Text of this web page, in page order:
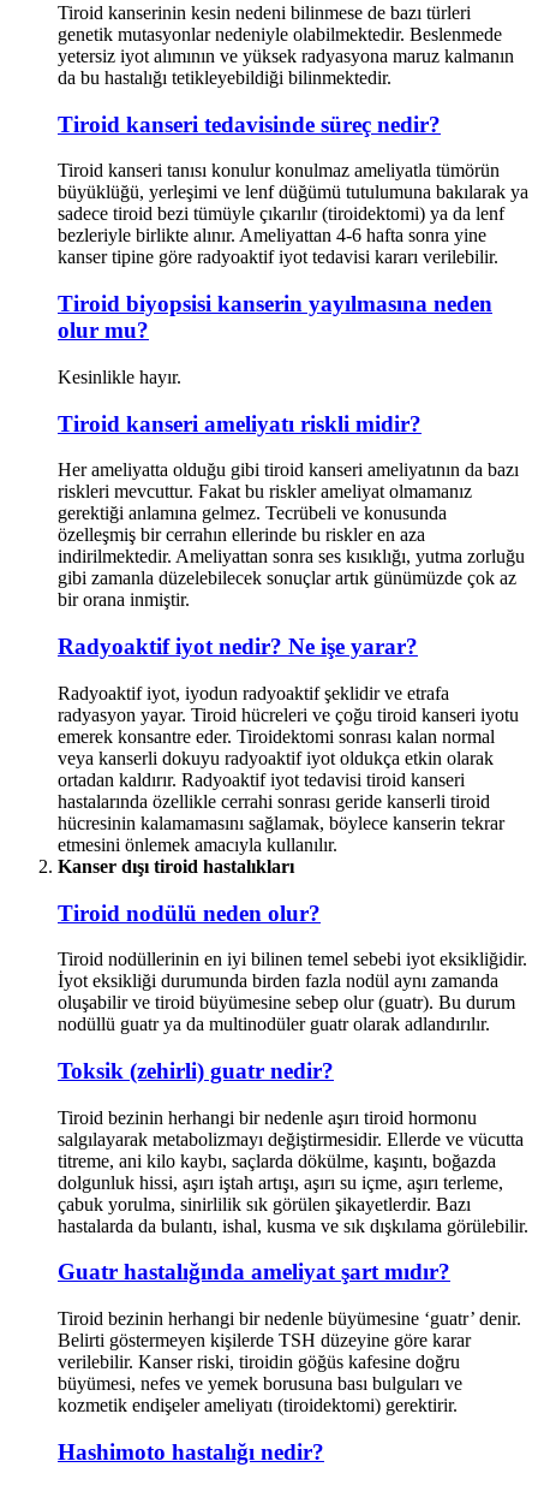
Tiroid kanserinin kesin nedeni bilinmese de bazı türleri
genetik mutasyonlar nedeniyle olabilmektedir. Beslenmede
yetersiz iyot alımının ve yüksek radyasyona maruz kalmanın
da bu hastalığı tetikleyebildiği bilinmektedir.
Tiroid kanseri tedavisinde süreç nedir?
Tiroid kanseri tanısı konulur konulmaz ameliyatla tümörün
büyüklüğü, yerleşimi ve lenf düğümü tutulumuna bakılarak ya
sadece tiroid bezi tümüyle çıkarılır (tiroidektomi) ya da lenf
bezleriyle birlikte alınır. Ameliyattan 4-6 hafta sonra yine
kanser tipine göre radyoaktif iyot tedavisi kararı verilebilir.
Tiroid biyopsisi kanserin yayılmasına neden
olur mu?
Kesinlikle hayır.
Tiroid kanseri ameliyatı riskli midir?
Her ameliyatta olduğu gibi tiroid kanseri ameliyatının da bazı
riskleri mevcuttur. Fakat bu riskler ameliyat olmamanız
gerektiği anlamına gelmez. Tecrübeli ve konusunda
özelleşmiş bir cerrahın ellerinde bu riskler en aza
indirilmektedir. Ameliyattan sonra ses kısıklığı, yutma zorluğu
gibi zamanla düzelebilecek sonuçlar artık günümüzde çok az
bir orana inmiştir.
Radyoaktif iyot nedir? Ne işe yarar?
Radyoaktif iyot, iyodun radyoaktif şeklidir ve etrafa
radyasyon yayar. Tiroid hücreleri ve çoğu tiroid kanseri iyotu
emerek konsantre eder. Tiroidektomi sonrası kalan normal
veya kanserli dokuyu radyoaktif iyot oldukça etkin olarak
ortadan kaldırır. Radyoaktif iyot tedavisi tiroid kanseri
hastalarında özellikle cerrahi sonrası geride kanserli tiroid
hücresinin kalamamasını sağlamak, böylece kanserin tekrar
etmesini önlemek amacıyla kullanılır.
Kanser dışı tiroid hastalıkları
Tiroid nodülü neden olur?
Tiroid nodüllerinin en iyi bilinen temel sebebi iyot eksikliğidir.
İyot eksikliği durumunda birden fazla nodül aynı zamanda
oluşabilir ve tiroid büyümesine sebep olur (guatr). Bu durum
nodüllü guatr ya da multinodüler guatr olarak adlandırılır.
Toksik (zehirli) guatr nedir?
Tiroid bezinin herhangi bir nedenle aşırı tiroid hormonu
salgılayarak metabolizmayı değiştirmesidir. Ellerde ve vücutta
titreme, ani kilo kaybı, saçlarda dökülme, kaşıntı, boğazda
dolgunluk hissi, aşırı iştah artışı, aşırı su içme, aşırı terleme,
çabuk yorulma, sinirlilik sık görülen şikayetlerdir. Bazı
hastalarda da bulantı, ishal, kusma ve sık dışkılama görülebilir.
Guatr hastalığında ameliyat şart mıdır?
Tiroid bezinin herhangi bir nedenle büyümesine ‘guatr’ denir.
Belirti göstermeyen kişilerde TSH düzeyine göre karar
verilebilir. Kanser riski, tiroidin göğüs kafesine doğru
büyümesi, nefes ve yemek borusuna bası bulguları ve
kozmetik endişeler ameliyatı (tiroidektomi) gerektirir.
Hashimoto hastalığı nedir?